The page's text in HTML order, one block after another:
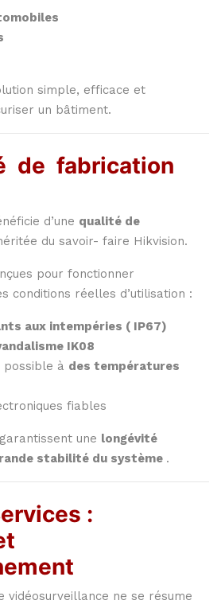
simple, efficace et
un bâtiment.
de fabrication
d’une qualité de
du savoir- faire Hikvision.
pour fonctionner
conditions réelles d’utilisation :
aux intempéries ( IP67)
IK08
possible à des températures
fiables
garantissent une longévité
stabilité du système .
:
vidéosurveillance ne se résume